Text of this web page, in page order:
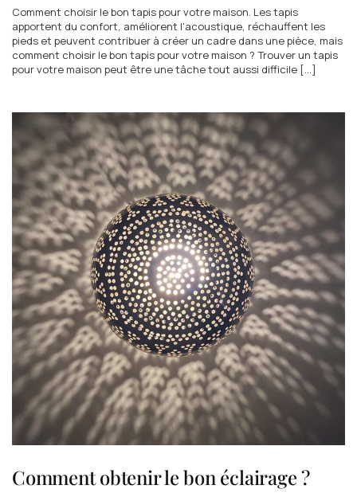
Comment choisir le bon tapis pour votre maison. Les tapis
apportent du confort, améliorent l'acoustique, réchauffent les
pieds et peuvent contribuer à créer un cadre dans une pièce, mais
comment choisir le bon tapis pour votre maison ? Trouver un tapis
pour votre maison peut être une tâche tout aussi difficile [...]
Comment obtenir le bon éclairage ?